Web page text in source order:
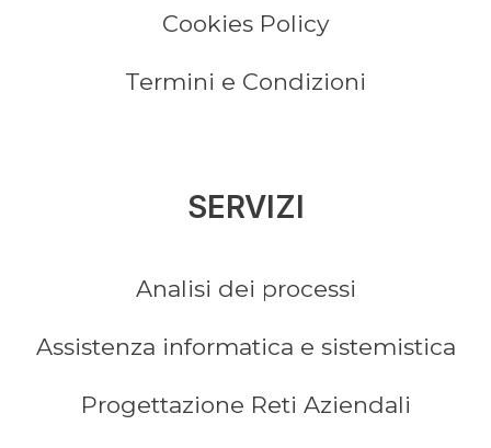
Cookies Policy
Termini e Condizioni
SERVIZI
Analisi dei processi
Assistenza informatica e sistemistica
Progettazione Reti Aziendali